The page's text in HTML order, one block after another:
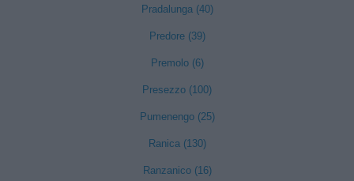
Pradalunga (40)
Predore (39)
Premolo (6)
Presezzo (100)
Pumenengo (25)
Ranica (130)
Ranzanico (16)